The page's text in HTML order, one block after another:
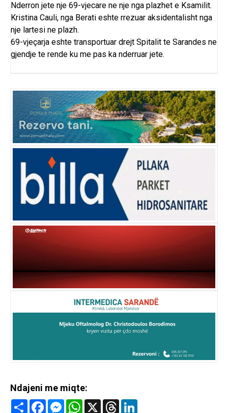
Nderron jete nje 69-vjecare ne nje nga plazhet e Ksamilit.
Kristina Cauli, nga Berati eshte rrezuar aksidentalisht nga
nje lartesi ne plazh.
69-vjeçarja eshte transportuar drejt Spitalit te Sarandes ne
gjendje te rende ku me pas ka nderruar jete.
Ndajeni me miqte:
Share FacebookMessenger
WhatsApp
X Threads